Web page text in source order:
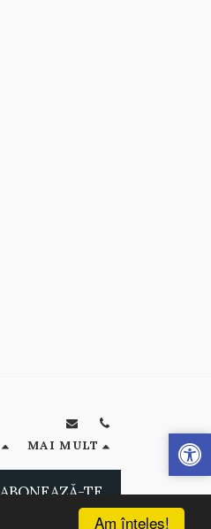
Am înţeles!
MAI MULT
ABONEAZĂ-TE